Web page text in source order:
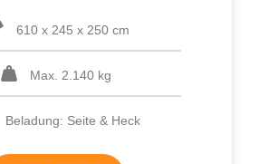
610 x 245 x 250 cm
Max. 2.140 kg
Beladung: Seite & Heck